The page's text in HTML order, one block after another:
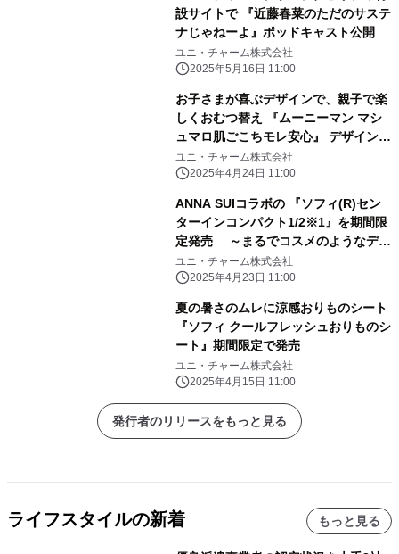
設サイトで 『近藤春菜のただのサステ
ナじゃねーよ』ポッドキャスト公開
ユニ・チャーム株式会社
2025年5月16日 11:00
お子さまが喜ぶデザインで、親子で楽
しくおむつ替え 『ムーニーマン マシ
ュマロ肌ごこちモレ安心』 デザイン企
画 期間限定発売
ユニ・チャーム株式会社
2025年4月24日 11:00
ANNA SUIコラボの 『ソフィ(R)セン
ターインコンパクト1/2※1』を期間限
定発売 ～まるでコスメのようなデザ
インのパッケージが4年ぶりに登場～
ユニ・チャーム株式会社
2025年4月23日 11:00
夏の暑さのムレに涼感おりものシート
『ソフィ クールフレッシュおりものシ
ート』期間限定で発売
ユニ・チャーム株式会社
2025年4月15日 11:00
発行者のリリースをもっと見る
ライフスタイルの新着 もっと見る